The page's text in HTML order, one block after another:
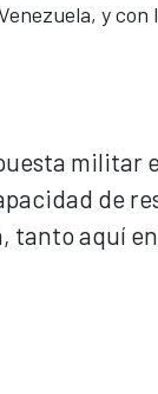
y con
militar
de
tanto aquí